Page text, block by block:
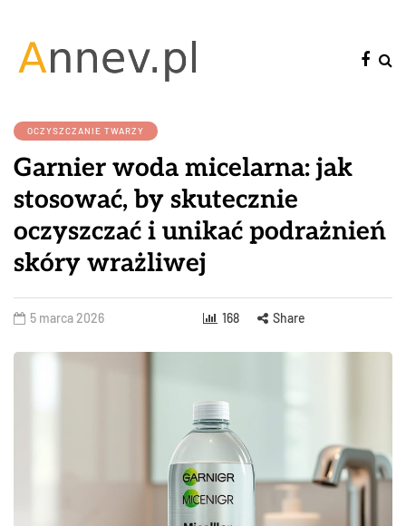
OCZYSZCZANIE TWARZY
Garnier woda micelarna: jak
stosować, by skutecznie
oczyszczać i unikać podrażnień
skóry wrażliwej
5 marca 2026 168 Share